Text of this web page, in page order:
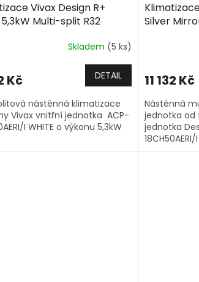
Vivax Design R+
Multi-split R32
Skladem (5 ks)
Kč DETAIL
nástěnná klimatizace
Vivax vnitřní jednotka ACP-
I WHITE o výkonu 5,3kW
Silver
11 132 Kč
Nástěnná
jednotka od
jednotka
18CH50AERI/
výkonu